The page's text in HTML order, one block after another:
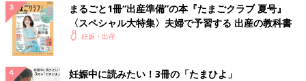
まるごと1冊“出産準備”の本『たまごクラブ 夏号』
〈スペシャル大特集〉夫婦で予習する 出産の教科書
妊娠・出産
妊娠中に読みたい！3冊の「たまひよ」